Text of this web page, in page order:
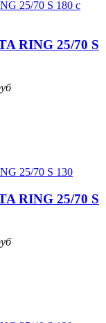
RING 25/70 S
RING 25/70 S